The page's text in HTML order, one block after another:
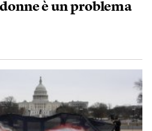
è un problema